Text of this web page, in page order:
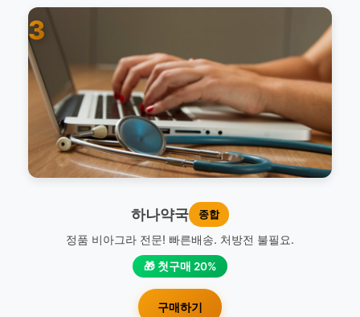
3
하나약국 종합
정품 비아그라 전문! 빠른배송. 처방전 불필요.
🎁 첫구매 20%
구매하기